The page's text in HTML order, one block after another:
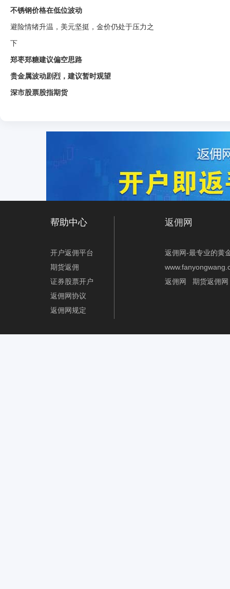
不锈钢价格在低位波动
避险情绪升温，美元坚挺，金价仍处于压力之
下
郑枣郑糖建议偏空思路
贵金属波动剧烈，建议暂时观望
深市股票股指期货
帮助中心
开户返佣平台
期货返佣
证券股票开户
返佣网协议
返佣网规定
返佣网
返佣网-最专业的黄
返佣网
期货返佣网